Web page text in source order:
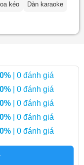
kéo
Dàn karaoke
0% | 0 đánh giá
0% | 0 đánh giá
0% | 0 đánh giá
0% | 0 đánh giá
0% | 0 đánh giá